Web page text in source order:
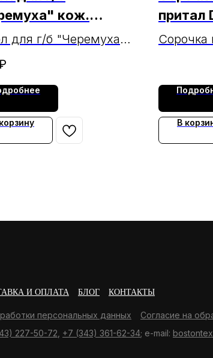
кож.
Ч-5/1
для г/б "Черемуха"
притал
МАРКА
Сорочка
В
И ОПЛАТА БЛОГ КОНТАКТЫ
персональных данных
Согласие на
227-50-72 +7 (343) 361-62-34; e-mail: